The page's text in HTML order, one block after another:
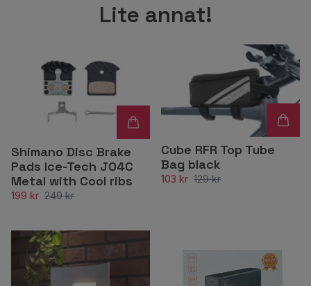
Lite annat!
Shimano Disc Brake
Pads Ice-Tech J04C
Metal with Cool ribs
199 kr 249 kr
Cube RFR Top Tube
Bag black
103 kr 129 kr